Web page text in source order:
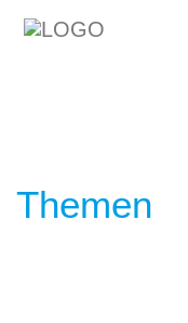
Themen